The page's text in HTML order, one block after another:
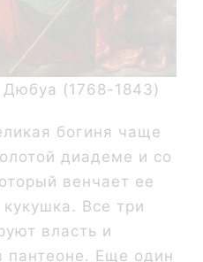
(1768-1843)
богиня чаще
диадеме и со
венчает ее
Все три
власть и
пантеоне. Еще один